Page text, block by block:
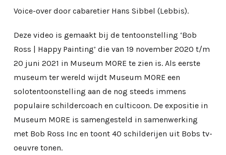
Voice-over door cabaretier Hans Sibbel (Lebbis).
Deze video is gemaakt bij de tentoonstelling ‘Bob
Ross | Happy Painting’ die van 19 november 2020 t/m
20 juni 2021 in Museum MORE te zien is. Als eerste
museum ter wereld wijdt Museum MORE een
solotentoonstelling aan de nog steeds immens
populaire schildercoach en culticoon. De expositie in
Museum MORE is samengesteld in samenwerking
met Bob Ross Inc en toont 40 schilderijen uit Bobs tv-
oeuvre tonen.